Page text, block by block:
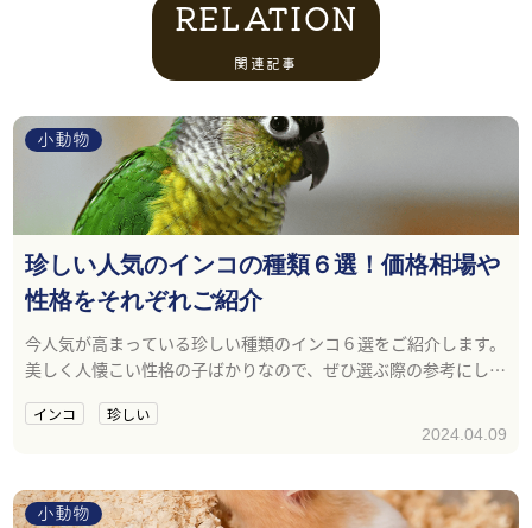
RELATION
関連記事
小動物
珍しい人気のインコの種類６選！価格相場や
性格をそれぞれご紹介
今人気が高まっている珍しい種類のインコ６選をご紹介します。
美しく人懐こい性格の子ばかりなので、ぜひ選ぶ際の参考にして
インコ 珍しい
2024.04.09
小動物